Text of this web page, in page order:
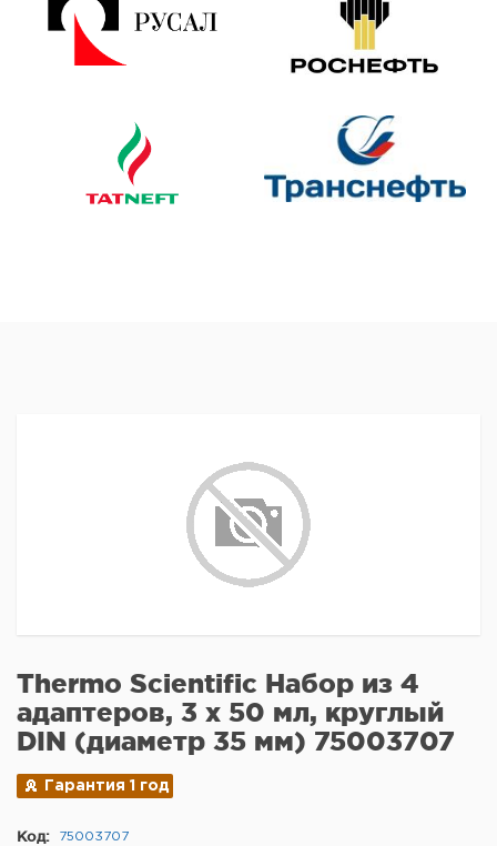
Thermo Scientific Набор из 4
адаптеров, 3 х 50 мл, круглый
DIN (диаметр 35 мм) 75003707
Гарантия 1 год
Код: 75003707